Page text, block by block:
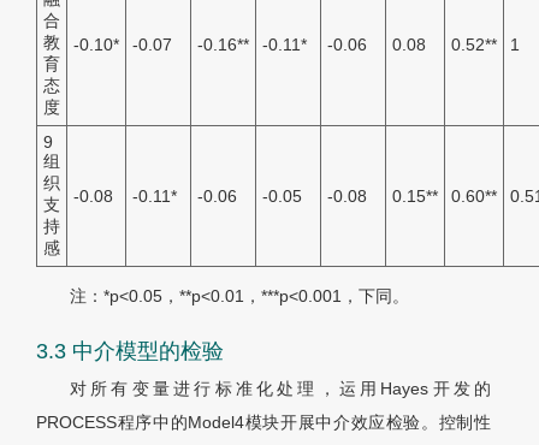
合
教
育
态
度
-0.10* -0.07 -0.16** -0.11* -0.06 0.08 0.52** 1
9
组
织
支
持
感
-0.08 -0.11* -0.06 -0.05 -0.08 0.15** 0.60**
注：*p<0.05，**p<0.01，***p<0.001，下同。
3.3 中介模型的检验
对所有变量进行标准化处理，运用Hayes开发的
PROCESS程序中的Model4模块开展中介效应检验。控制性